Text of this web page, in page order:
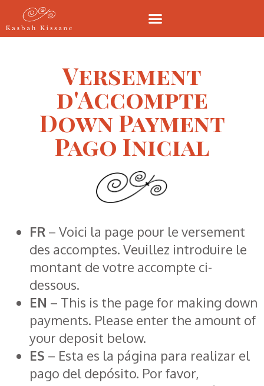
Versement
d'Accompte
Down Payment
Pago Inicial
FR – Voici la page pour le versement
des accomptes. Veuillez introduire le
montant de votre accompte ci-
dessous.
EN – This is the page for making down
payments. Please enter the amount of
your deposit below.
ES – Esta es la página para realizar el
pago del depósito. Por favor,